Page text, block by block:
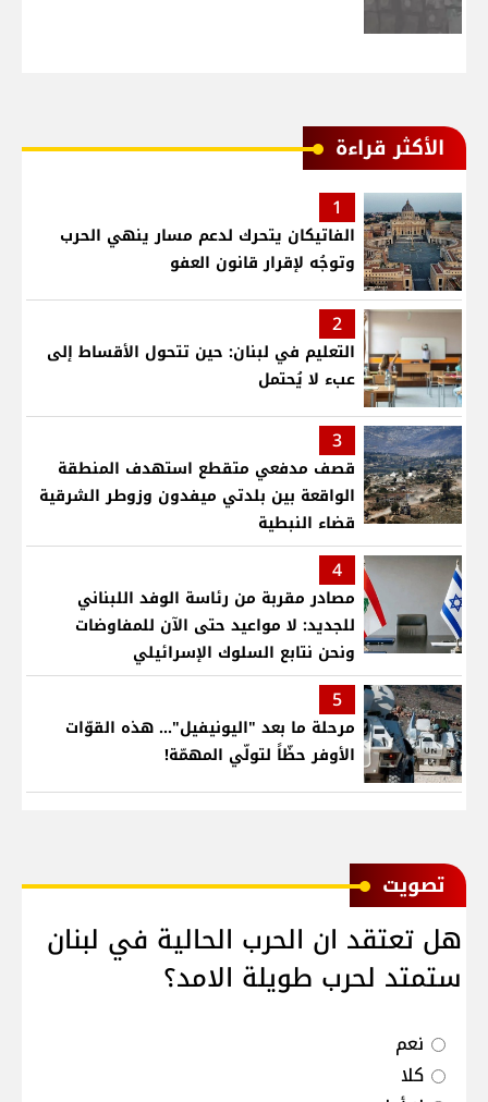
الأكثر قراءة
1
الفاتيكان يتحرك لدعم مسار ينهي الحرب
وتوجُه لإقرار قانون العفو
2
التعليم في لبنان: حين تتحول الأقساط إلى
عبء لا يُحتمل
3
قصف مدفعي متقطع استهدف المنطقة
الواقعة بين بلدتي ميفدون وزوطر الشرقية
قضاء النبطية
4
مصادر مقربة من رئاسة الوفد اللبناني
للجديد: لا مواعيد حتى الآن للمفاوضات
ونحن نتابع السلوك الإسرائيلي
5
مرحلة ما بعد "اليونيفيل"... هذه القوّات
الأوفر حظّاً لتولّي المهمّة!
ﺗﺼﻮﻳﺖ
هل تعتقد ان الحرب الحالية في لبنان
ستمتد لحرب طويلة الامد؟
نعم
كلا